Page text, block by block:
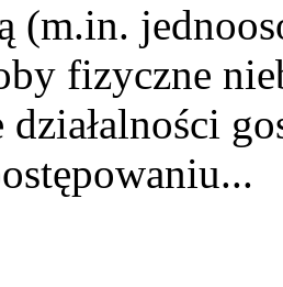
(m.in.
fizyczne
działalności